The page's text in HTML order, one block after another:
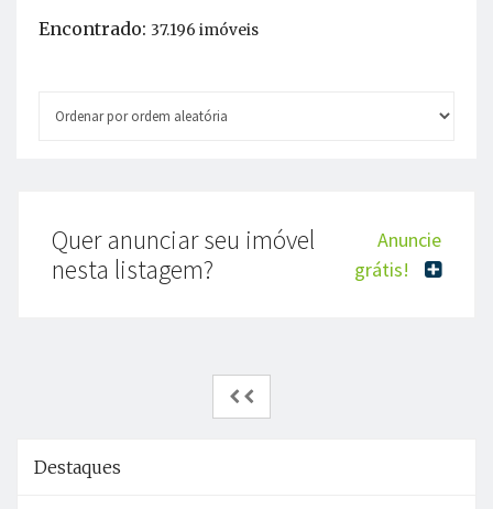
Encontrado: 37.196 imóveis
Quer anunciar seu imóvel
nesta listagem?
Anuncie
grátis!
Destaques